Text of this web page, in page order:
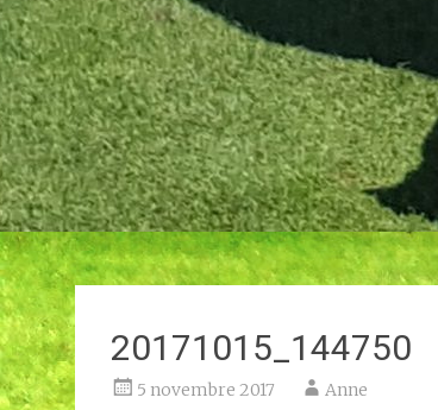
20171015_144750
5 novembre 2017 Anne